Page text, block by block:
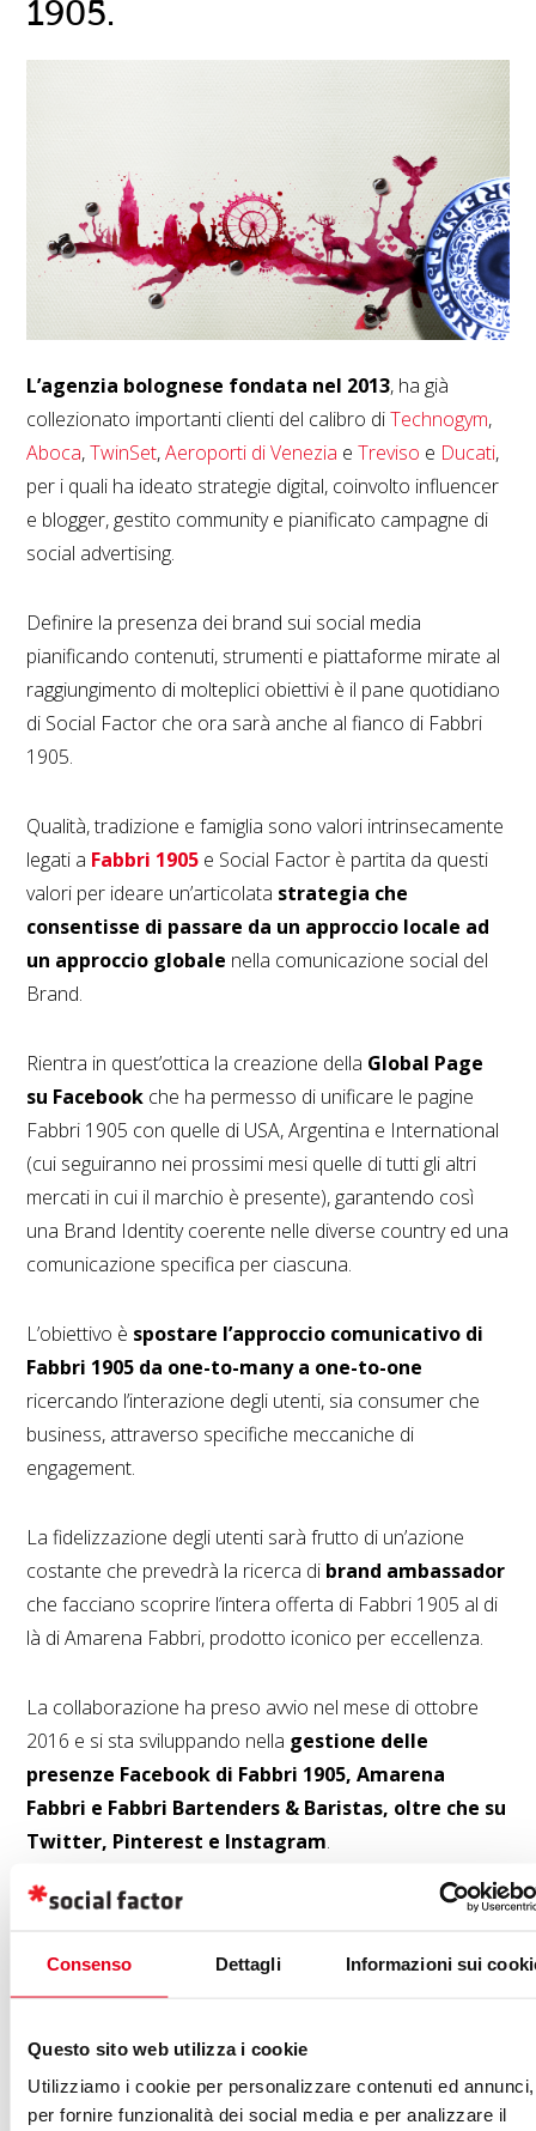
Consenso Dettagli Informazioni sui
Questo sito web utilizza i cookie
Utilizziamo i cookie per personalizzare contenuti ed annunci,
per fornire funzionalità dei social media e per analizzare il
1905.
L’agenzia bolognese fondata nel 2013, ha già
collezionato importanti clienti del calibro diTechnogym,
Aboca,TwinSet,Aeroporti di Venezia eTreviso e Ducati,
per i quali ha ideato strategie digital, coinvolto influencer
e blogger, gestito community e pianificato campagne di
social advertising.
Definire la presenza dei brand sui social media
pianificando contenuti, strumenti e piattaforme mirate al
raggiungimento di molteplici obiettivi è il pane quotidiano
di Social Factor che ora sarà anche al fianco di Fabbri
1905.
Qualità, tradizione e famiglia sono valori intrinsecamente
legati a Fabbri 1905 e Social Factor è partita da questi
valori per ideare un’articolata strategia che
consentisse di passare da un approccio locale ad
un approccio globale nella comunicazione social del
Brand.
Rientra in quest’ottica la creazione della Global Page
su Facebook che ha permesso di unificare le pagine
Fabbri 1905 con quelle di USA, Argentina e International
(cui seguiranno nei prossimi mesi quelle di tutti gli altri
mercati in cui il marchio è presente), garantendo così
una Brand Identity coerente nelle diverse country ed una
comunicazione specifica per ciascuna.
L’obiettivo è spostare l’approccio comunicativo di
Fabbri 1905 da one-to-many a one-to-one
ricercando l’interazione degli utenti, sia consumer che
business, attraverso specifiche meccaniche di
engagement.
La fidelizzazione degli utenti sarà frutto di un’azione
costante che prevedrà la ricerca di brand ambassador
che facciano scoprire l’intera offerta di Fabbri 1905 al di
là di Amarena Fabbri, prodotto iconico per eccellenza.
La collaborazione ha preso avvio nel mese di ottobre
2016 e si sta sviluppando nella gestione delle
presenze Facebook di Fabbri 1905, Amarena
Fabbri e Fabbri Bartenders & Baristas, oltre che su
Twitter, Pinterest e Instagram.
All’interno dei piani editoriali dei diversi canali verrà data
commercedi Fabbri 1905, attraverso campagne di web
massimizzare i tassi di conversione all’acquisto